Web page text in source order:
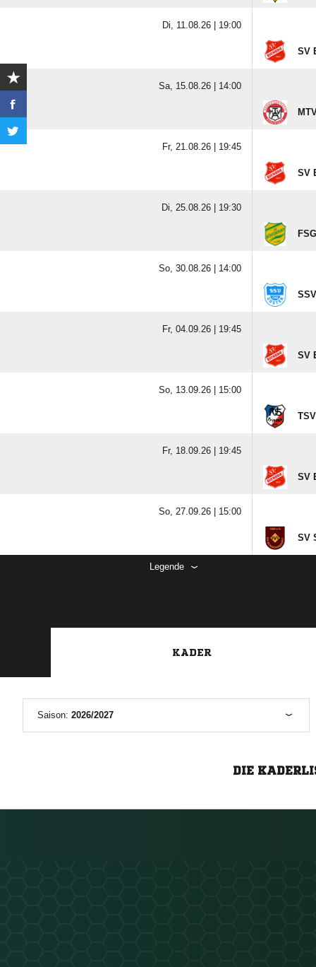
Di, 11.08.26 | 19:00
SV
Sa, 15.08.26 | 14:00
Fr, 21.08.26 | 19:45
SV
Di, 25.08.26 | 19:30
So, 30.08.26 | 14:00
Fr, 04.09.26 | 19:45
SV
So, 13.09.26 | 15:00
Fr, 18.09.26 | 19:45
SV
So, 27.09.26 | 15:00
SV
Legende
KADER
Saison: 2026/2027
DIE